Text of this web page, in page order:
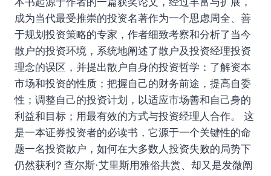
成为当代最受推崇的投资名著作为一个思虑周全、善
于规划投资策略的专家，作者细致考察和分析了当今
散户的投资环境，系统地阐述了散户及投资经理投资
理念的误区，并提出散户自身的投资哲学：了解资本
市场和投资的性质；把握自己的财务前途，提高自委
性；调整自己的投资计划，以适应市场善和自己身的
利益和目标；用最有效的方式与投资经理人合作。 这
是一本证券投资者的必读书，它源于一个关键性的命
题一名投资散户，如何在大多数人投资失败的局势下
仍然获利? 查尔斯·艾里斯用雅俗共赏、却又是发微阐